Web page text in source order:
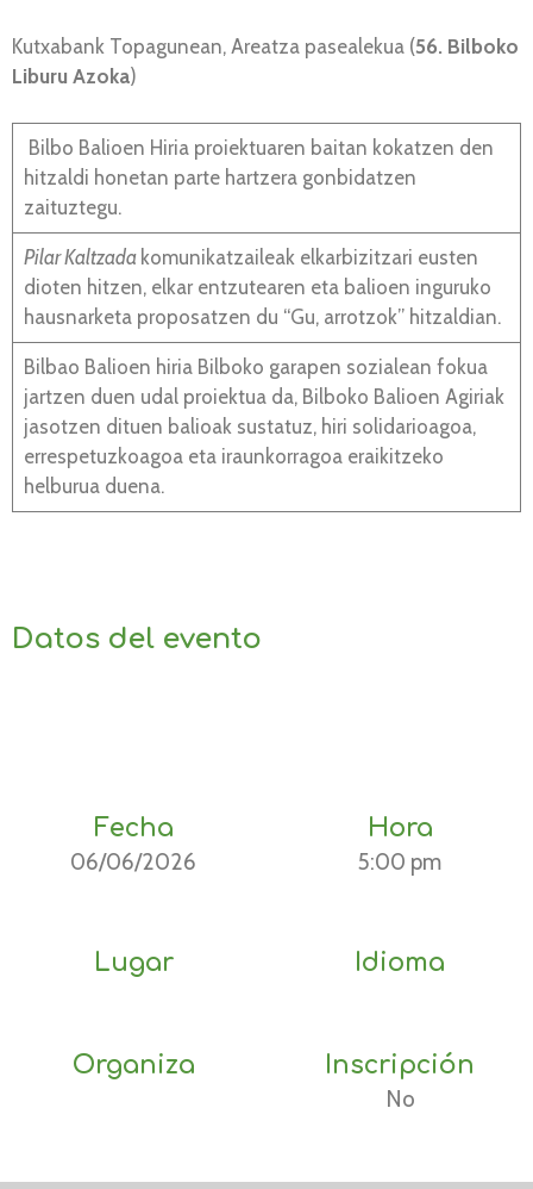
Kutxabank Topagunean, Areatza pasealekua (56. Bilboko
Liburu Azoka)
Bilbo Balioen Hiria proiektuaren baitan kokatzen den
hitzaldi honetan parte hartzera gonbidatzen
zaituztegu.
Pilar Kaltzada komunikatzaileak elkarbizitzari eusten
dioten hitzen, elkar entzutearen eta balioen inguruko
hausnarketa proposatzen du “Gu, arrotzok” hitzaldian.
Bilbao Balioen hiria Bilboko garapen sozialean fokua
jartzen duen udal proiektua da, Bilboko Balioen Agiriak
jasotzen dituen balioak sustatuz, hiri solidarioagoa,
errespetuzkoagoa eta iraunkorragoa eraikitzeko
helburua duena.
Datos del evento
Fecha
06/06/2026
Hora
5:00 pm
Lugar Idioma
Organiza Inscripción
No